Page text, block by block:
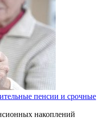
пенсии и срочные
накоплений